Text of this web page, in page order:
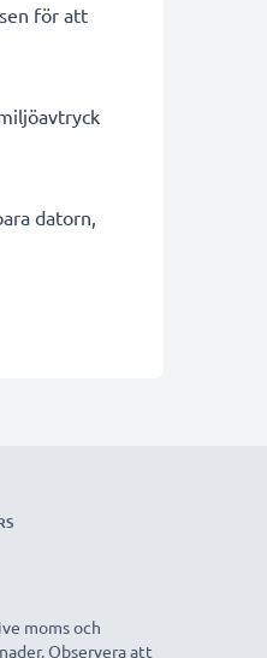
för att
datorn,
moms och
Observera att